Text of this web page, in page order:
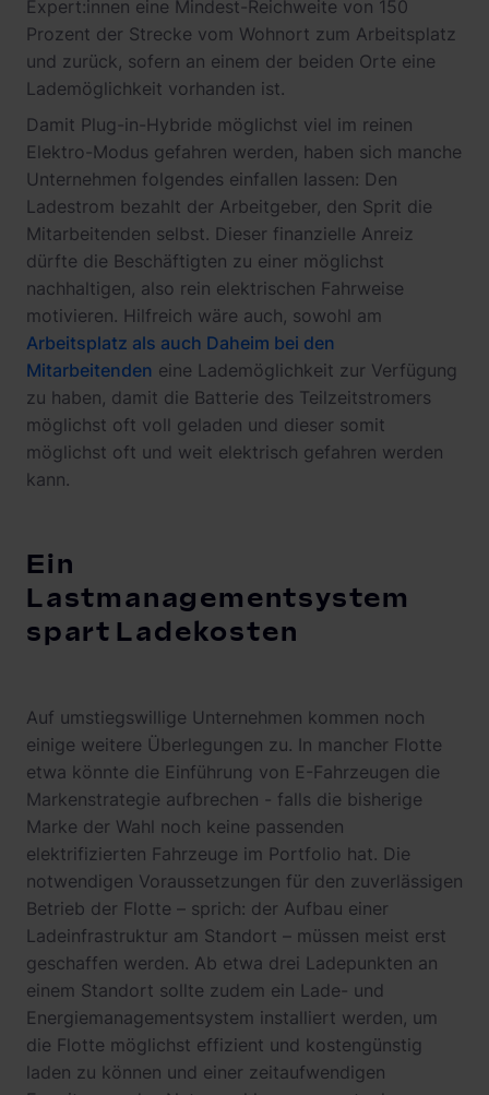
Expert:innen eine Mindest-Reichweite von 150
Prozent der Strecke vom Wohnort zum Arbeitsplatz
und zurück, sofern an einem der beiden Orte eine
Lademöglichkeit vorhanden ist.
Damit Plug-in-Hybride möglichst viel im reinen
Elektro-Modus gefahren werden, haben sich manche
Unternehmen folgendes einfallen lassen: Den
Ladestrom bezahlt der Arbeitgeber, den Sprit die
Mitarbeitenden selbst. Dieser finanzielle Anreiz
dürfte die Beschäftigten zu einer möglichst
nachhaltigen, also rein elektrischen Fahrweise
motivieren. Hilfreich wäre auch, sowohl am
Arbeitsplatz als auch Daheim bei den
Mitarbeitenden eine Lademöglichkeit zur Verfügung
zu haben, damit die Batterie des Teilzeitstromers
möglichst oft voll geladen und dieser somit
möglichst oft und weit elektrisch gefahren werden
kann.
Ein
Lastmanagementsystem
spart Ladekosten
Auf umstiegswillige Unternehmen kommen noch
einige weitere Überlegungen zu. In mancher Flotte
etwa könnte die Einführung von E-Fahrzeugen die
Markenstrategie aufbrechen - falls die bisherige
Marke der Wahl noch keine passenden
elektrifizierten Fahrzeuge im Portfolio hat. Die
notwendigen Voraussetzungen für den zuverlässigen
Betrieb der Flotte – sprich: der Aufbau einer
Ladeinfrastruktur am Standort – müssen meist erst
geschaffen werden. Ab etwa drei Ladepunkten an
einem Standort sollte zudem ein Lade- und
Energiemanagementsystem installiert werden, um
die Flotte möglichst effizient und kostengünstig
laden zu können und einer zeitaufwendigen